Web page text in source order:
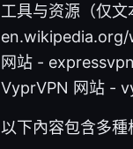
工具与资源（仅
网站 -
VyprVPN 网站 -
以下內容包含多種